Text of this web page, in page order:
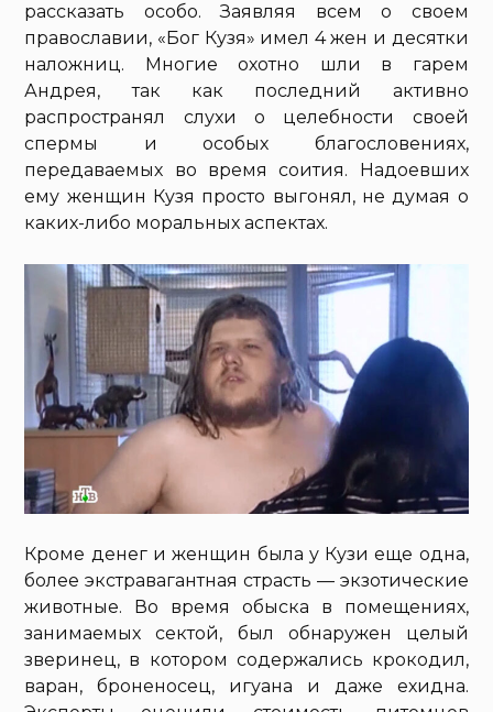
рассказать особо. Заявляя всем о своем
православии, «Бог Кузя» имел 4 жен и десятки
наложниц. Многие охотно шли в гарем
Андрея, так как последний активно
распространял слухи о целебности своей
спермы и особых благословениях,
передаваемых во время соития. Надоевших
ему женщин Кузя просто выгонял, не думая о
каких-либо моральных аспектах.
Кроме денег и женщин была у Кузи еще одна,
более экстравагантная страсть — экзотические
животные. Во время обыска в помещениях,
занимаемых сектой, был обнаружен целый
зверинец, в котором содержались крокодил,
варан, броненосец, игуана и даже ехидна.